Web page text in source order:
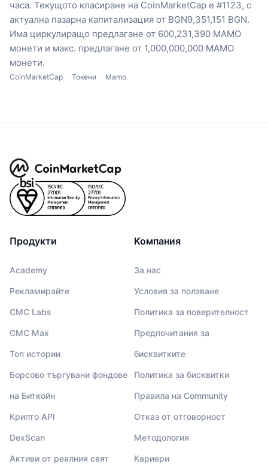
часа. Текущото класиране на CoinMarketCap е #1123, с
актуална пазарна капитализация от BGN9,351,151 BGN.
Има циркулиращо предлагане от 600,231,390 MAMO
монети и макс. предлагане от 1,000,000,000 MAMO
монети.
CoinMarketCap Токени Mamo
Продукти
Academy
Рекламирайте
CMC Labs
CMC Max
Топ истории
Борсово търгувани фондове
на Биткойн
Крипто API
DexScan
Активи от реалния свят
Компания
За нас
Условия за ползване
Политика за поверителност
Предпочитания за
бисквитките
Политика за бисквитки
Правила на Community
Отказ от отговорност
Методология
Кариери